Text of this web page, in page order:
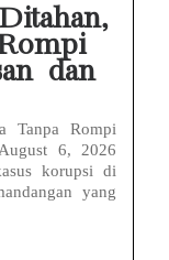
dan
Tanpa Rompi
6, 2026
korupsi di
yang